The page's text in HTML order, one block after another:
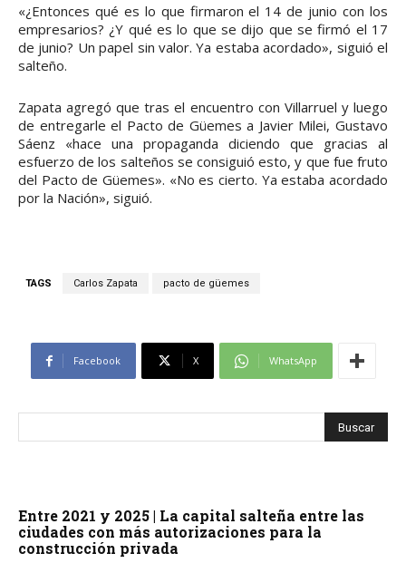
«¿Entonces qué es lo que firmaron el 14 de junio con los
empresarios? ¿Y qué es lo que se dijo que se firmó el 17
de junio? Un papel sin valor. Ya estaba acordado», siguió el
salteño.
Zapata agregó que tras el encuentro con Villarruel y luego
de entregarle el Pacto de Güemes a Javier Milei, Gustavo
Sáenz «hace una propaganda diciendo que gracias al
esfuerzo de los salteños se consiguió esto, y que fue fruto
del Pacto de Güemes». «No es cierto. Ya estaba acordado
por la Nación», siguió.
TAGS Carlos Zapata pacto de güemes
Facebook X WhatsApp
Entre 2021 y 2025 | La capital salteña entre las
ciudades con más autorizaciones para la
construcción privada